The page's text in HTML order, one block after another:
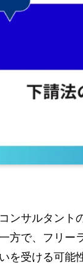
ンサルタント
方で、フリー
を受ける可能